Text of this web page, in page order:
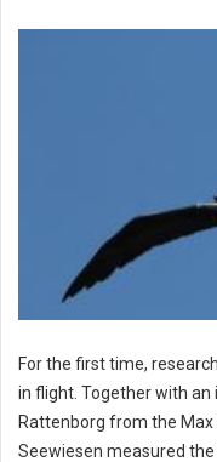
For the first time,
in flight. Together with
Rattenborg from the
Seewiesen measured